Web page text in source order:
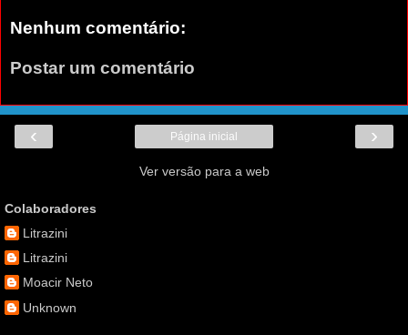
Nenhum comentário:
Postar um comentário
‹ ›
Página inicial
Ver versão para a web
Colaboradores
Litrazini
Litrazini
Moacir Neto
Unknown